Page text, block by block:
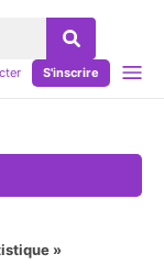
S'inscrire